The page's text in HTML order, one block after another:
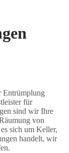
Entrümplung
für
sind wir Ihre
von
sich um Keller,
handelt, wir